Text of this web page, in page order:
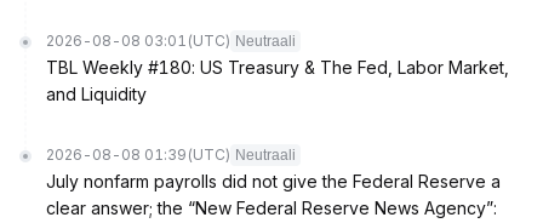
2026-08-08 03:01 (UTC) Neutraali
TBL Weekly #180: US Treasury & The Fed, Labor Market,
and Liquidity
2026-08-08 01:39 (UTC) Neutraali
July nonfarm payrolls did not give the Federal Reserve a
clear answer; the “New Federal Reserve News Agency”: